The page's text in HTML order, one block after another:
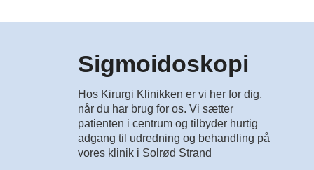
Sigmoidoskopi
Hos Kirurgi Klinikken er vi her for dig,
når du har brug for os. Vi sætter
patienten i centrum og tilbyder hurtig
adgang til udredning og behandling på
vores klinik i Solrød Strand